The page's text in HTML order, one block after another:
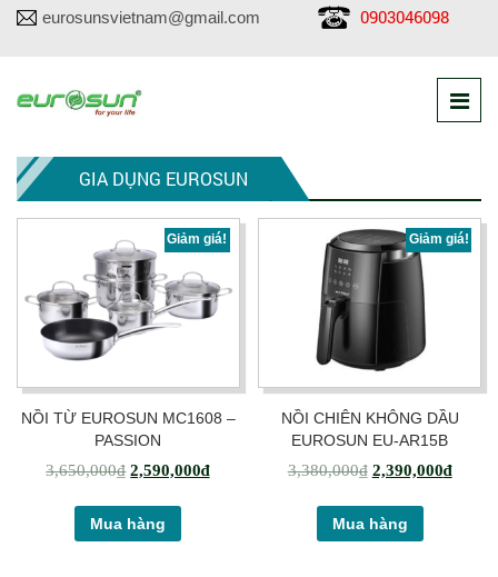
eurosunsvietnam@gmail.com 0903046098
GIA DỤNG EUROSUN
Giảm giá!
NỒI TỪ EUROSUN MC1608 –
PASSION
3,650,000₫ 2,590,000₫
Mua hàng
Giảm giá!
NỒI CHIÊN KHÔNG DẦU
EUROSUN EU-AR15B
3,380,000₫ 2,390,000₫
Mua hàng